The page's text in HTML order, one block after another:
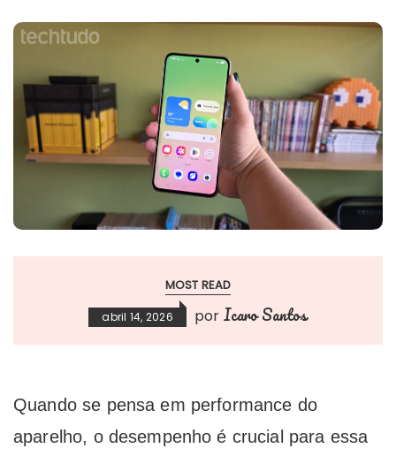
MOST READ
abril 14, 2026 por Icaro Santos
Quando se pensa em performance do
aparelho, o desempenho é crucial para essa